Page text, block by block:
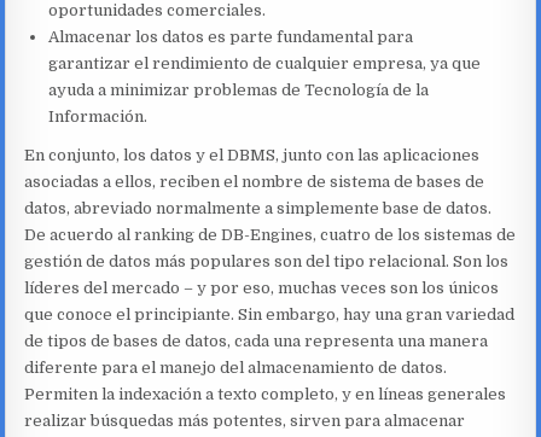
oportunidades comerciales.
Almacenar los datos es parte fundamental para
garantizar el rendimiento de cualquier empresa, ya que
ayuda a minimizar problemas de Tecnología de la
Información.
En conjunto, los datos y el DBMS, junto con las aplicaciones
asociadas a ellos, reciben el nombre de sistema de bases de
datos, abreviado normalmente a simplemente base de datos.
De acuerdo al ranking de DB-Engines, cuatro de los sistemas de
gestión de datos más populares son del tipo relacional. Son los
líderes del mercado – y por eso, muchas veces son los únicos
que conoce el principiante. Sin embargo, hay una gran variedad
de tipos de bases de datos, cada una representa una manera
diferente para el manejo del almacenamiento de datos.
Permiten la indexación a texto completo, y en líneas generales
realizar búsquedas más potentes, sirven para almacenar